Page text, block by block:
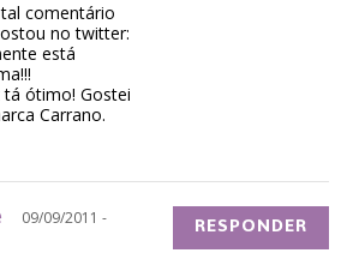
comentário
no twitter:
está
tá ótimo! Gostei
Carrano.
09/09/2011 -
RESPONDER